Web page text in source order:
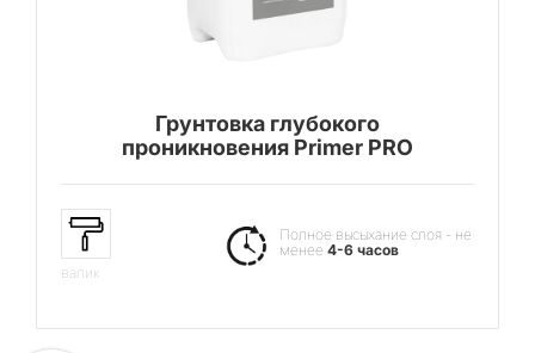
Грунтовка глубокого
проникновения Primer PRO
валик
Полное высыхание слоя - не
менее4-6 часов